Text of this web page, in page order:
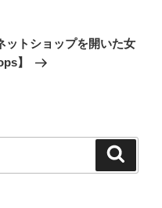
ットショップを開いた女
】